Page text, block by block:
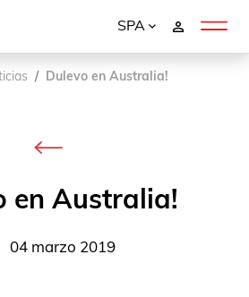
SPA
Dulevo en Australia!
en Australia!
04 marzo 2019